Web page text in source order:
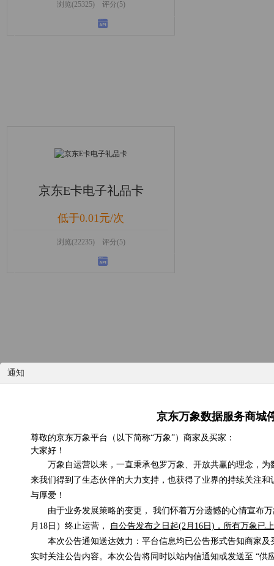
通知
京东万象数据服务商城
尊敬的京东万象平台（以下简称“万象”）商家及买家：
大家好！
万象自运营以来，一直秉承包罗万象、开放共赢的理念，
来我们得到了生态伙伴的大力支持，也获得了业界的持续关注
与厚爱！
由于业务发展策略的变更， 我们怀着万分遗憾的心情宣布
月18日）终止运营，
自公告发布之日起(2月16日)，所有万象已
本次公告通知送达效力：平台信息均已公告形式告知商家
实时关注公告内容。本次公告将同时以站内信通知或发送至 “供
浏览(25325) 评分(5)
京东E卡电子礼品卡
低于0.01元/次
浏览(22235) 评分(5)
浏览(575) 评分(4)